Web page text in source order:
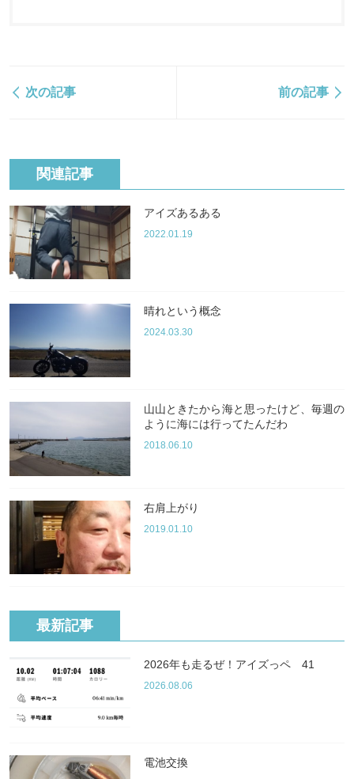
次の記事 前の記事
関連記事
アイズあるある
2022.01.19
晴れという概念
2024.03.30
山山ときたから海と思ったけど、毎週の
ように海には行ってたんだわ
2018.06.10
右肩上がり
2019.01.10
最新記事
2026年も走るぜ！アイズっペ 41
2026.08.06
電池交換